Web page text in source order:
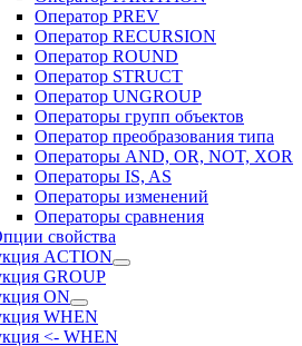
Оператор PREV
Оператор RECURSION
Оператор ROUND
Оператор STRUCT
Оператор UNGROUP
Операторы групп объектов
Оператор преобразования типа
Операторы AND, OR, NOT, XOR
Операторы IS, AS
Операторы изменений
Операторы сравнения
свойства
ACTION
GROUP
ON
WHEN
<- WHEN